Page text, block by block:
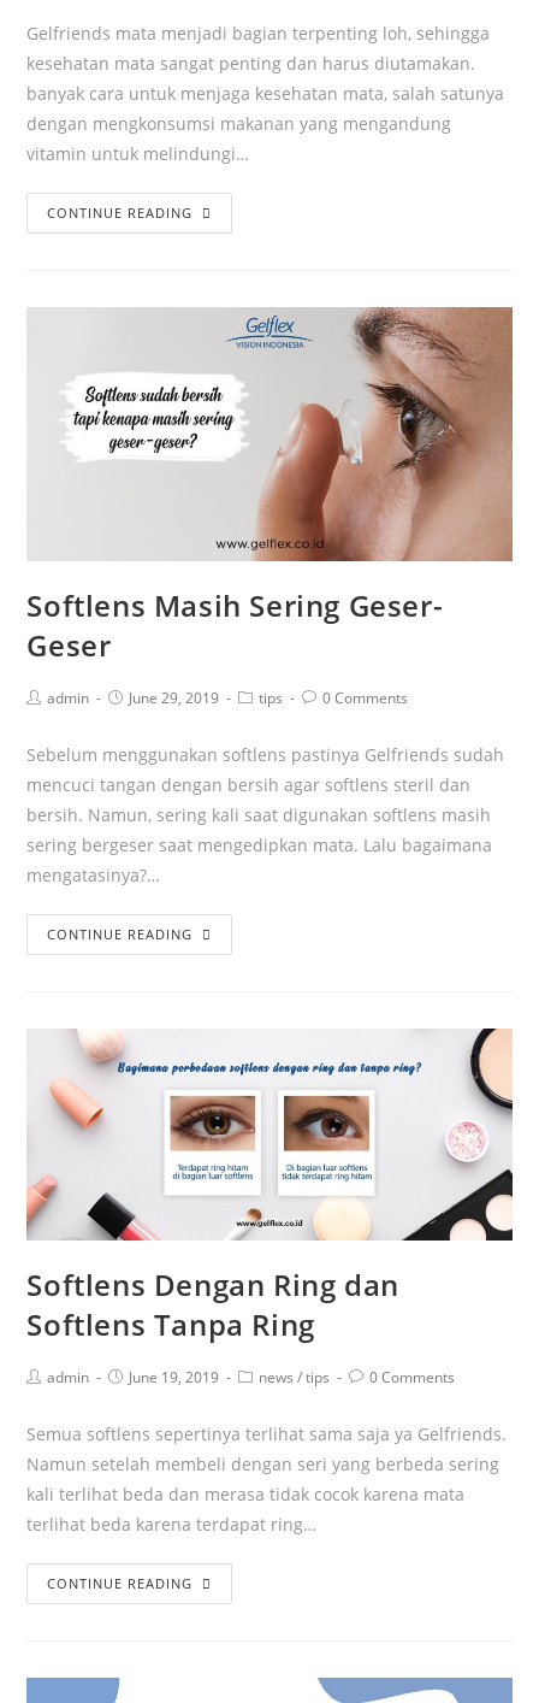
Gelfriends mata menjadi bagian terpenting loh, sehingga
kesehatan mata sangat penting dan harus diutamakan.
banyak cara untuk menjaga kesehatan mata, salah satunya
dengan mengkonsumsi makanan yang mengandung
vitamin untuk melindungi…
CONTINUE READING
Softlens Masih Sering Geser-
Geser
admin June 29, 2019 tips 0 Comments
Sebelum menggunakan softlens pastinya Gelfriends sudah
mencuci tangan dengan bersih agar softlens steril dan
bersih. Namun, sering kali saat digunakan softlens masih
sering bergeser saat mengedipkan mata. Lalu bagaimana
mengatasinya?…
CONTINUE READING
Softlens Dengan Ring dan
Softlens Tanpa Ring
admin June 19, 2019 news /tips 0 Comments
Semua softlens sepertinya terlihat sama saja ya Gelfriends.
Namun setelah membeli dengan seri yang berbeda sering
kali terlihat beda dan merasa tidak cocok karena mata
terlihat beda karena terdapat ring…
CONTINUE READING